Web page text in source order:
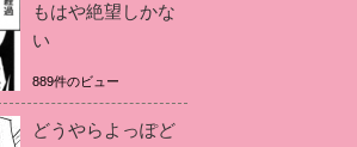
もはや絶望しかな
い
889件のビュー
どうやらよっぽど